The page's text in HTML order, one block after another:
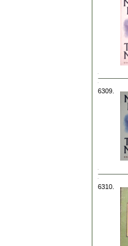
6309.
6310.